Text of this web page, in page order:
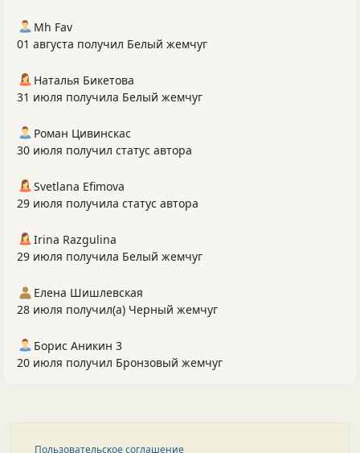
Mh Fav
01 августа получил Белый жемчуг
Наталья Бикетова
31 июля получила Белый жемчуг
Роман Цивинскас
30 июля получил статус автора
Svetlana Efimova
29 июля получила статус автора
Irina Razgulina
29 июля получила Белый жемчуг
Елена Шишлевская
28 июля получил(а) Черный жемчуг
Борис Аникин 3
20 июля получил Бронзовый жемчуг
Пользовательское соглашение